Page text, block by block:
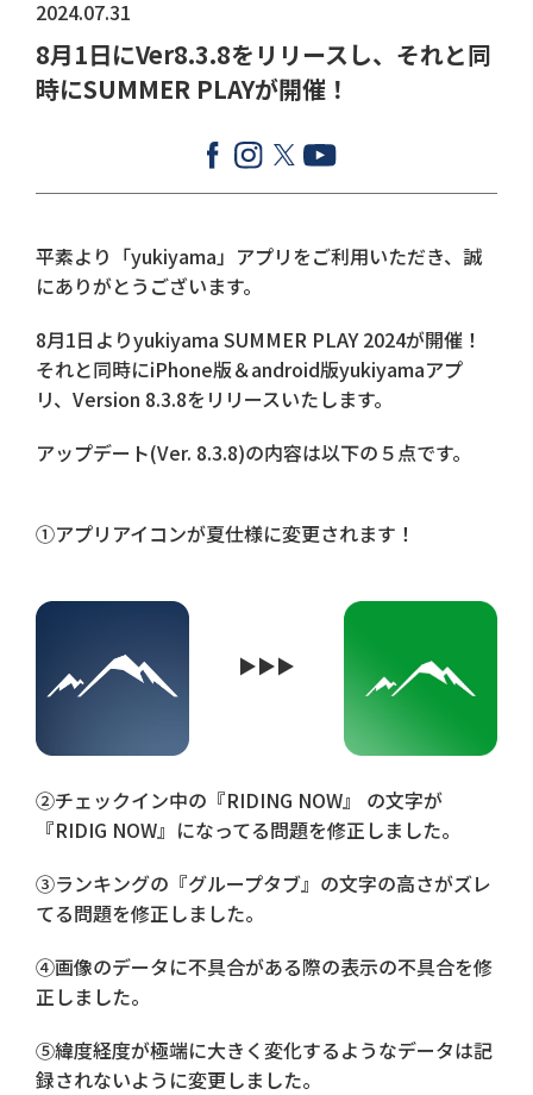
8月1日にVer8.3.8をリリースし、それと同
時にSUMMER PLAYが開催！
2024.07.31
平素より「yukiyama」アプリをご利用いただき、誠
にありがとうございます。
8月1日よりyukiyama SUMMER PLAY 2024が開催！
それと同時にiPhone版＆android版yukiyamaアプ
リ、Version 8.3.8をリリースいたします。
アップデート(Ver. 8.3.8)の内容は以下の５点です。
①アプリアイコンが夏仕様に変更されます！
▶︎▶︎▶︎
②チェックイン中の『RIDING NOW』 の文字が
『RIDIG NOW』になってる問題を修正しました。
③ランキングの『グループタブ』の文字の高さがズレ
てる問題を修正しました。
④画像のデータに不具合がある際の表示の不具合を修
正しました。
⑤緯度経度が極端に大きく変化するようなデータは記
録されないように変更しました。